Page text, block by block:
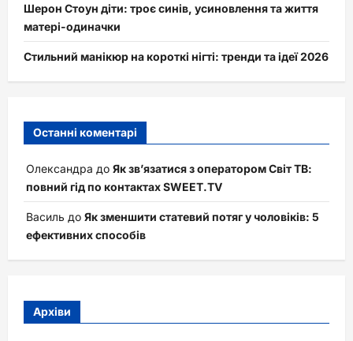
Шерон Стоун діти: троє синів, усиновлення та життя
матері-одиначки
Стильний манікюр на короткі нігті: тренди та ідеї 2026
Останні коментарі
Олександра до Як зв’язатися з оператором Світ ТВ:
повний гід по контактах SWEET.TV
Василь до Як зменшити статевий потяг у чоловіків: 5
ефективних способів
Архіви